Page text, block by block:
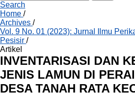
Search
Home /
Archives /
Vol. 9 No. 01 (2023): Jurnal Ilmu
Pesisir /
Artikel
INVENTARISASI DAN
JENIS LAMUN DI
DESA TANAH RATA